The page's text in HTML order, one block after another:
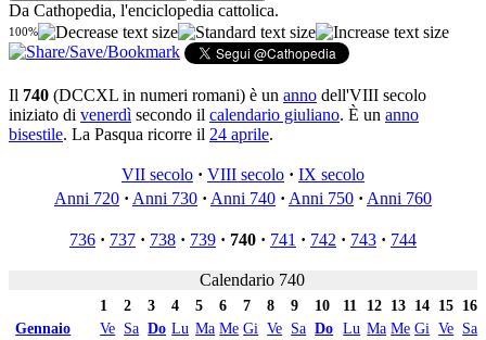
Da Cathopedia, l'enciclopedia cattolica.
100%
Il 740 (DCCXL in numeri romani) è un anno dell'VIII secolo
iniziato di venerdì secondo il calendario giuliano. È un anno
bisestile. La Pasqua ricorre il 24 aprile.
VII secolo · VIII secolo · IX secolo
Anni 720 · Anni 730 · Anni 740 · Anni 750 · Anni 760
736 · 737 · 738 · 739 · 740 · 741 · 742 · 743 · 744
Calendario 740
1 2 3 4 5 6 7 8 9 10 11 12 13 14 15 16
Gennaio
Ve Sa Do Lu Ma Me Gi Ve Sa Do Lu Ma Me Gi Ve Sa